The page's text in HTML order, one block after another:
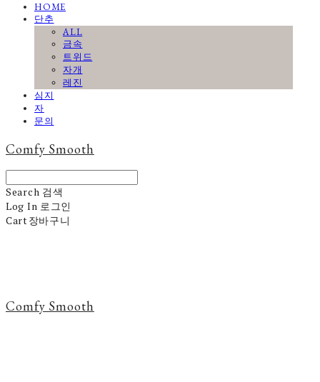
HOME
단추
ALL
금속
트위드
자개
레진
심지
자
문의
Comfy Smooth
Search 검색
Log In 로그인
Cart장바구니
Comfy Smooth